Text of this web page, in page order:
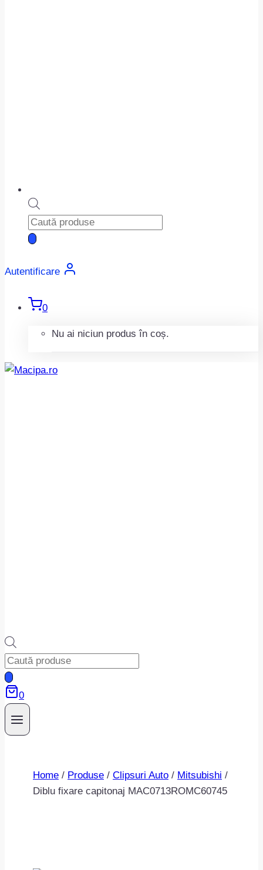
Products
search
Autentificare
0
Nu ai niciun produs în coș.
Products
search
0
Home / Produse / Clipsuri Auto / Mitsubishi /
Diblu fixare capitonaj MAC0713ROMC60745